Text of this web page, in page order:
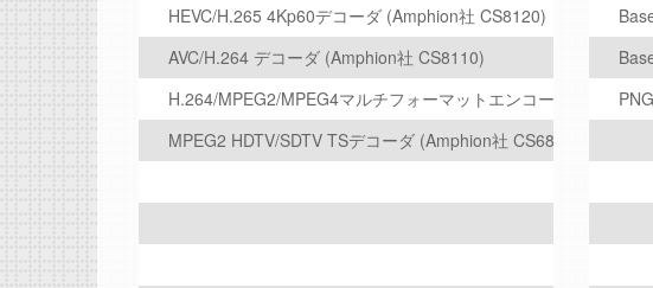
HEVC/H.265 4Kp60デコーダ (Amphion社 CS8120)
AVC/H.264 デコーダ (Amphion社 CS8110)
H.264/MPEG2/MPEG4マルチフォーマットエンコーダ
MPEG2 HDTV/SDTV TSデコーダ (Amphion社 CS6822)